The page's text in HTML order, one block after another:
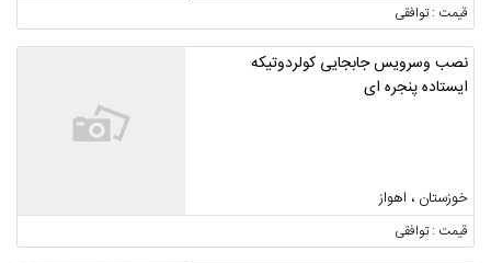
قیمت : توافقی
نصب وسرویس جابجایی کولردوتیکه
ایستاده پنجره ای
خوزستان ، اهواز
قیمت : توافقی